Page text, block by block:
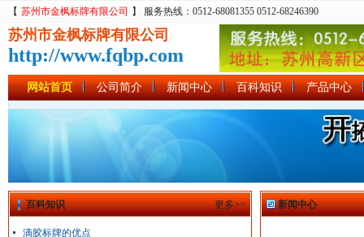
【 苏州市金枫标牌有限公司 】 服务热线：0512-68081355 0512-68246390
苏州市金枫标牌有限公司
http://www.fqbp.com
网站首页 公司简介 新闻中心 百科知识 产品中心
百科知识 更多>>
滴胶标牌的优点
新闻中心